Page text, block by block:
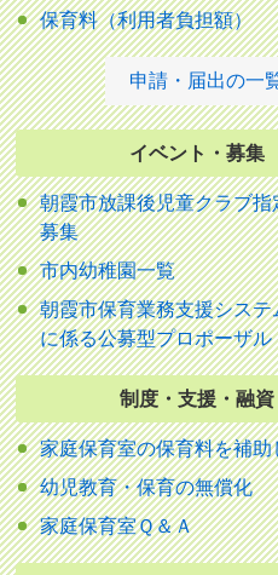
保育料（利用者負担額）
申請・届出の一
イベント・募集
朝霞市放課後児童クラブ指
募集
市内幼稚園一覧
朝霞市保育業務支援システ
に係る公募型プロポーザル
制度・支援・融資
家庭保育室の保育料を補助
幼児教育・保育の無償化
家庭保育室Ｑ＆Ａ